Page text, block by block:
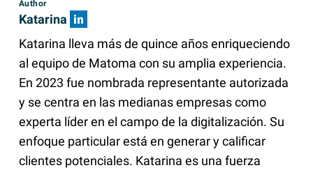
Author
Katarina
Katarina lleva más de quince años enriqueciendo
al equipo de Matoma con su amplia experiencia.
En 2023 fue nombrada representante autorizada
y se centra en las medianas empresas como
experta líder en el campo de la digitalización. Su
enfoque particular está en generar y calificar
clientes potenciales. Katarina es una fuerza